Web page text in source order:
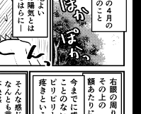
…… 右眼周圍和額頭附
痛感…… 那種難以言喻
一晚我幾乎徹夜難
——） 這明顯是眼睛
附近的眼科…… 眼科醫
皰